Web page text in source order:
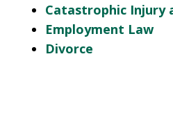
Catastrophic Injury
Employment Law
Divorce